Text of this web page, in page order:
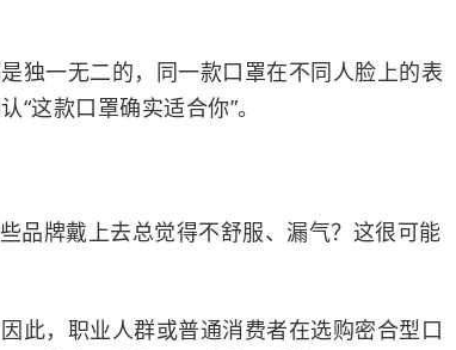
独一无二的，同一款口罩在不同人脸上的表
这款口罩确实适合你”。
品牌戴上去总觉得不舒服、漏气？这很可能
此，职业人群或普通消费者在选购密合型口